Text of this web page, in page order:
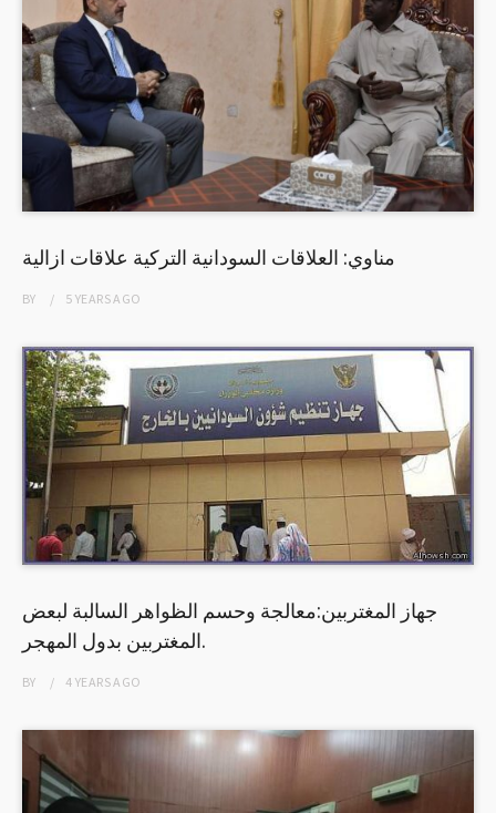
مناوي: العلاقات السودانية التركية علاقات ازالية
BY 5 YEARSAGO
جهاز المغتربين:معالجة وحسم الظواهر السالبة لبعض
المغتربين بدول المهجر.
BY 4 YEARSAGO